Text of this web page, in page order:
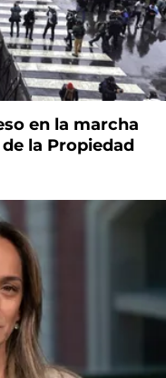
en la marcha
la Propiedad